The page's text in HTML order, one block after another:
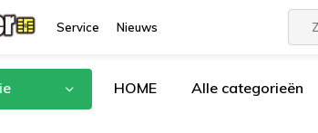
Service Nieuws
HOME Alle categorieën